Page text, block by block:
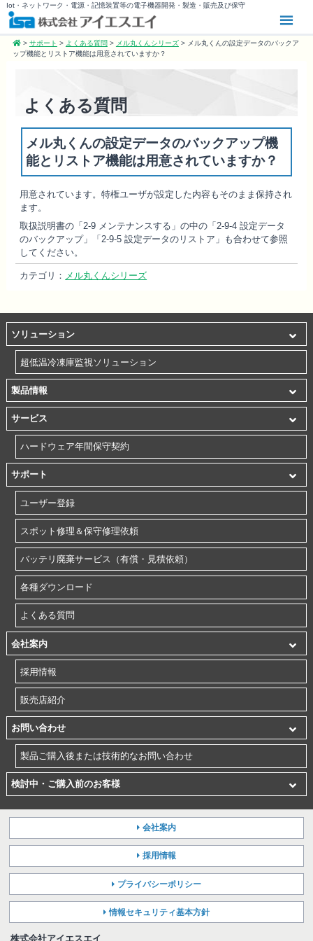
Iot・ネットワーク・電源・記憶装置等の電子機器開発・製造・販売及び保守
> サポート > よくある質問 > メル丸くんシリーズ> メル丸くんの設定データのバックア
ップ機能とリストア機能は用意されていますか？
よくある質問
メル丸くんの設定データのバックアップ機
能とリストア機能は用意されていますか？
用意されています。特権ユーザが設定した内容もそのまま保持され
ます。
取扱説明書の「2-9 メンテナンスする」の中の「2-9-4 設定データ
のバックアップ」「2-9-5 設定データのリストア」も合わせて参照
してください。
カテゴリ： メル丸くんシリーズ
ソリューション
超低温冷凍庫監視ソリューション
製品情報
サービス
ハードウェア年間保守契約
サポート
ユーザー登録
スポット修理＆保守修理依頼
バッテリ廃棄サービス（有償・見積依頼）
各種ダウンロード
よくある質問
会社案内
採用情報
販売店紹介
お問い合わせ
製品ご購入後または技術的なお問い合わせ
検討中・ご購入前のお客様
会社案内
採用情報
プライバシーポリシー
情報セキュリティ基本方針
株式会社アイエスエイ